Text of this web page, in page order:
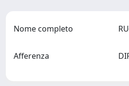
Nome completo
Afferenza